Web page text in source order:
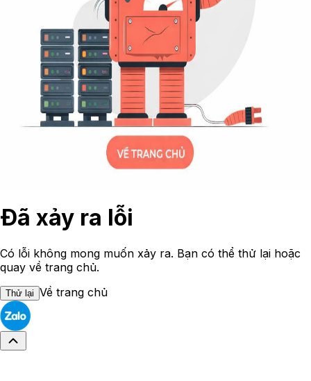
Đã xảy ra lỗi
Có lỗi không mong muốn xảy ra. Bạn có thể thử lại hoặc
quay về trang chủ.
Thử lại Về trang chủ